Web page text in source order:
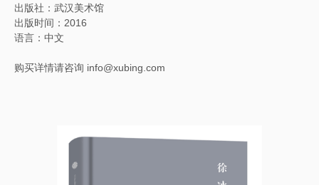
出版社：武汉美术馆
出版时间：2016
语言：中文
购买详情请咨询 info@xubing.com